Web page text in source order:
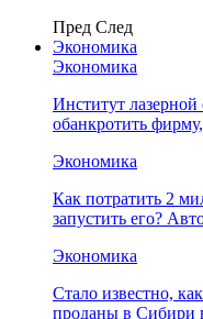
Пред След
Экономика
Экономика
Институт
обанкротить
Экономика
Как потратить 2
запустить его?
Экономика
Стало известно,
проданы в Сибири